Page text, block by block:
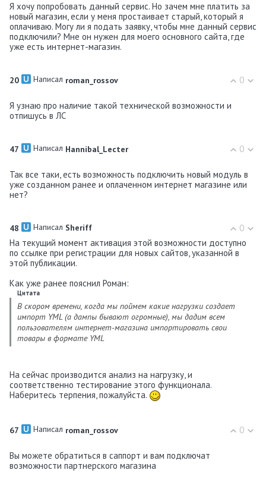
Я хочу попробовать данный сервис. Но зачем мне платить за
новый магазин, если у меня простаивает старый, который я
оплачиваю. Могу ли я подать заявку, чтобы мне данный сервис
подключили? Мне он нужен для моего основного сайта, где
уже есть интернет-магазин.
0
20 Написал roman_rossov
Я узнаю про наличие такой технической возможности и
отпишусь в ЛС
0
47 Написал Hannibal_Lecter
Так все таки, есть возможность подключить новый модуль в
уже созданном ранее и оплаченном интернет магазине или
нет?
0
48 Написал Shеriff
На текущий момент активация этой возможности доступно
по ссылке при регистрации для новых сайтов, указанной в
этой публикации.
Как уже ранее пояснил Роман:
Цитата
В скором времени, когда мы поймем какие нагрузки создает
импорт YML (а дампы бывают огромные), мы дадим всем
пользователям интернет-магазина импортировать свои
товары в формате YML
На сейчас производится анализ на нагрузку, и
соответственно тестирование этого функционала.
Наберитесь терпения, пожалуйста.
0
67 Написал roman_rossov
Вы можете обратиться в саппорт и вам подключат
возможности партнерского магазина